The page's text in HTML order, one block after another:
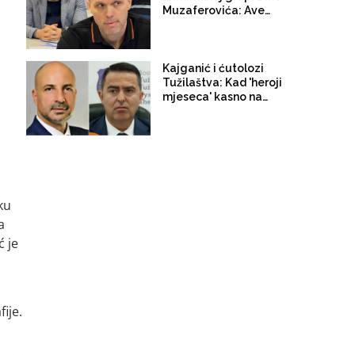
je
zločinima!
Muzaferovića: Ave
Kajganić i ćutolozi
Tužilaštva: Kad 'heroji
mjeseca' kasno na